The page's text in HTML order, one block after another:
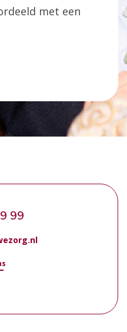
met een
99